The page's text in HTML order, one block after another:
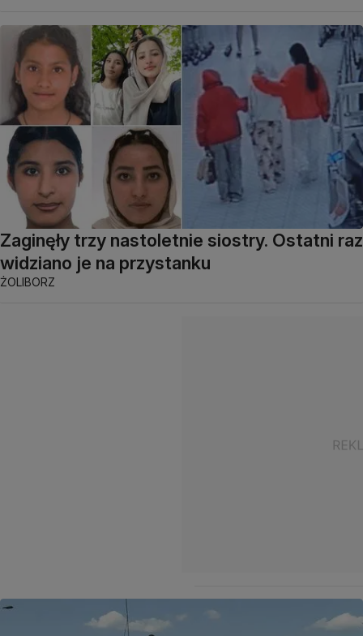
Zaginęły trzy nastoletnie siostry. Ostatni raz
widziano je na przystanku
ŻOLIBORZ